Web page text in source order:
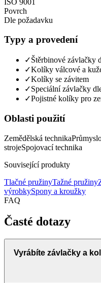
Povrch
Dle požadavku
Typy a provedení
✓Štěrbinové závlačky
✓Kolíky válcové a
✓Kolíky se závitem
✓Speciální závlačky
✓Pojistné kolíky pro
Oblasti použití
Zemědělská technika
strojeSpojovací technika
Související produkty
Tlačné pružinyTažné pružiny
výrobkySpony a kroužky
FAQ
Časté dotazy
Vyrábíte závlačky a